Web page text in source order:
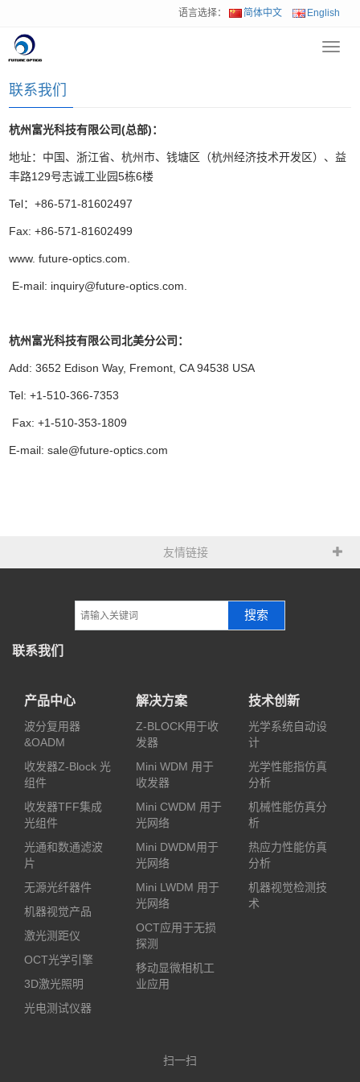
语言选择： 简体中文 English
首页
联系我们
杭州富光科技有限公司(总部)：
地址：中国、浙江省、杭州市、钱塘区（杭州经济技术开发区）、益
丰路129号志诚工业园5栋6楼
Tel：+86-571-81602497
Fax: +86-571-81602499
www. future-optics.com.
E-mail: inquiry@future-optics.com.
杭州富光科技有限公司北美分公司：
Add: 3652 Edison Way, Fremont, CA 94538 USA
Tel: +1-510-366-7353
Fax: +1-510-353-1809
E-mail: sale@future-optics.com
友情链接
搜索
联系我们
产品中心
波分复用器
&OADM
收发器Z-Block 光
组件
收发器TFF集成
光组件
光通和数通滤波
片
无源光纤器件
机器视觉产品
激光测距仪
OCT光学引擎
3D激光照明
光电测试仪器
解决方案
Z-BLOCK用于收
发器
Mini WDM 用于
收发器
Mini CWDM 用于
光网络
Mini DWDM用于
光网络
Mini LWDM 用于
光网络
OCT应用于无损
探测
移动显微相机工
业应用
技术创新
光学系统自动设
计
光学性能指仿真
分析
机械性能仿真分
析
热应力性能仿真
分析
机器视觉检测技
术
扫一扫